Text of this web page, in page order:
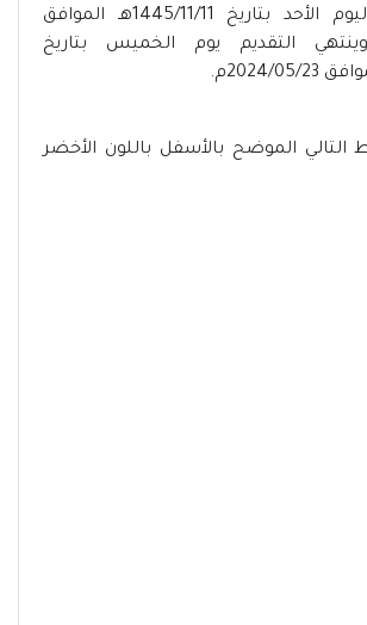
- بدأ التقديم اليوم الأحد بتاريخ 1445/11/11هـ الموافق
05/19م وينتهي التقديم يوم الخميس بتاريخ
التالي الموضح بالأسفل باللون الأخضر